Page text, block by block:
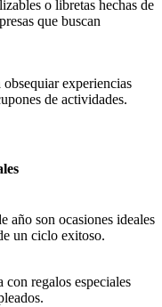
o libretas hechas de
que buscan
experiencias
de actividades.
son ocasiones ideales
un ciclo exitoso.
regalos especiales